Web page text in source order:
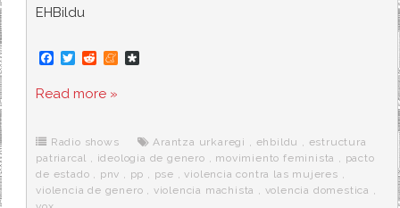
EHBildu
F
e
o
k
T
t
r
R
d
M
e
r
a
Read more »
Radio shows Arantza urkaregi , ehbildu , estructura
patriarcal , ideologia de genero , movimiento feminista , pacto
de estado , pnv , pp , pse ,violencia contra las mujeres ,
violencia de genero , violencia machista , volencia domestica ,